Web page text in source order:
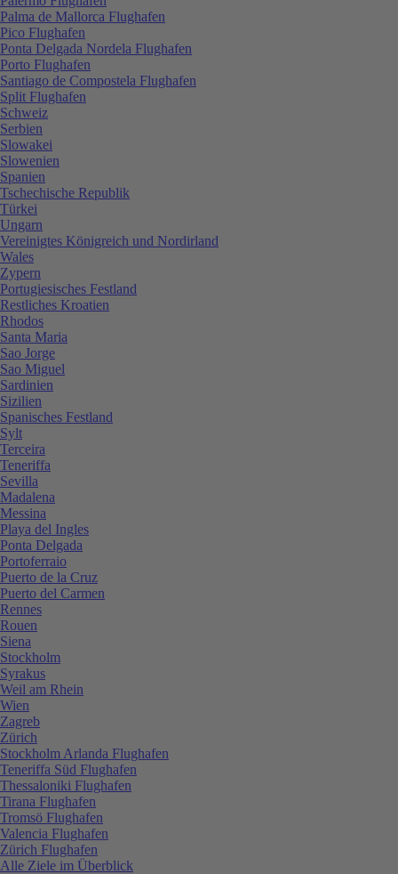
Palma de Mallorca Flughafen
Pico Flughafen
Ponta Delgada Nordela Flughafen
Porto Flughafen
Santiago de Compostela Flughafen
Split Flughafen
Schweiz
Serbien
Slowakei
Slowenien
Spanien
Tschechische Republik
Türkei
Ungarn
Vereinigtes Königreich und Nordirland
Wales
Zypern
Portugiesisches Festland
Restliches Kroatien
Rhodos
Santa Maria
Sao Jorge
Sao Miguel
Sardinien
Sizilien
Spanisches Festland
Sylt
Terceira
Teneriffa
Sevilla
Madalena
Messina
Playa del Ingles
Ponta Delgada
Portoferraio
Puerto de la Cruz
Puerto del Carmen
Rennes
Rouen
Siena
Stockholm
Syrakus
Weil am Rhein
Wien
Zagreb
Zürich
Stockholm Arlanda Flughafen
Teneriffa Süd Flughafen
Thessaloniki Flughafen
Tirana Flughafen
Tromsö Flughafen
Valencia Flughafen
Zürich Flughafen
Alle Ziele im Überblick